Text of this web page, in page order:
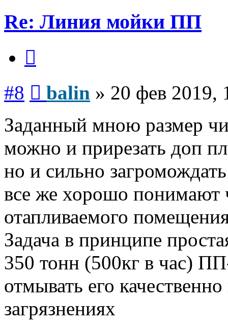
Re: Линия мойки ПП
#8 balin » 20 фев 2019,
Заданный мною размер
можно и прирезать доп
но и сильно
все же хорошо понимают
отапливаемого
Задача в принципе
350 тонн (500кг в час)
отмывать его
загрязнениях